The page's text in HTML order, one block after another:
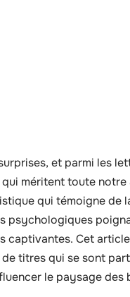
et parmi les
méritent toute
qui témoigne de
psychologiques
captivantes. Cet
titres qui se sont
le paysage des